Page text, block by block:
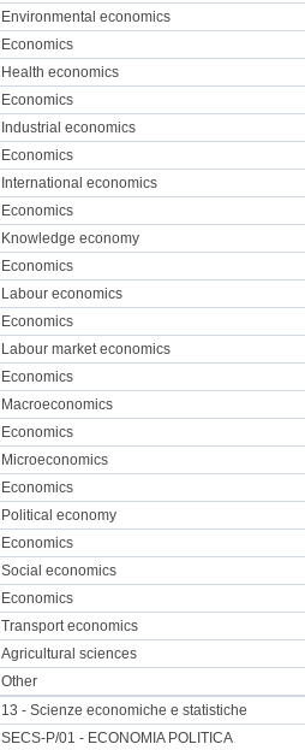
Environmental economics
Economics
Health economics
Economics
Industrial economics
Economics
International economics
Economics
Knowledge economy
Economics
Labour economics
Economics
Labour market economics
Economics
Macroeconomics
Economics
Microeconomics
Economics
Political economy
Economics
Social economics
Economics
Transport economics
Agricultural sciences
Other
13 - Scienze economiche e statistiche
SECS-P/01 - ECONOMIA POLITICA